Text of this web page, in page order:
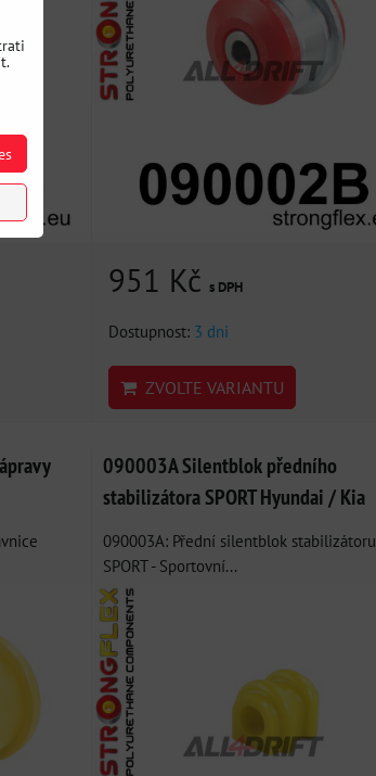
951 Kčs DPH
Dostupnost: 3 dni
ZVOLTE VARIANTU
090003A Silentblok předního
stabilizátora SPORT Hyundai / Kia
090003A: Přední silentblok stabilizátoru
SPORT - Sportovní...